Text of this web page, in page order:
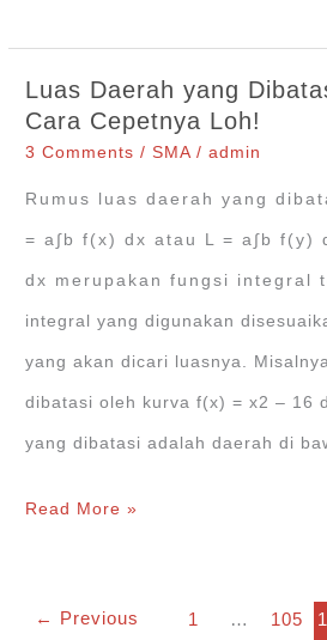
Benda
Putar
+Contoh
Soal
dan
Pembahasan
Luas Daerah yang
Cara Cepetnya Loh!
3 Comments /SMA /admin
Rumus luas daerah yang
= a∫b f(x) dx atau L = a∫b f(y)
dx merupakan fungsi integral
integral yang digunakan
yang akan dicari luasnya.
dibatasi oleh kurva f(x) = x2 ‒ 16
yang dibatasi adalah daerah di
Luas
Dibatasi
Read More »
← Previous 1 … 105